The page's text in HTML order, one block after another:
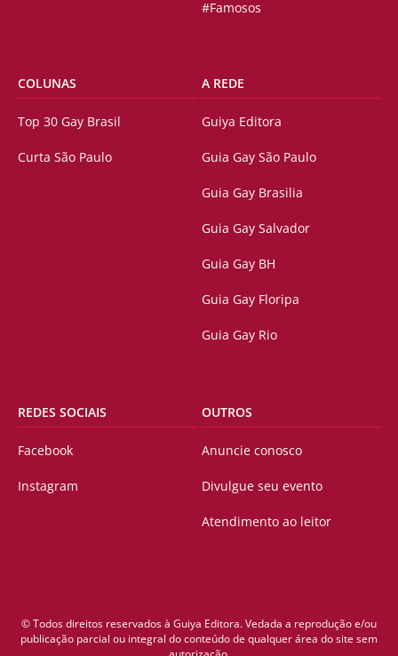
#Famosos
COLUNAS
Top 30 Gay Brasil
Curta São Paulo
A REDE
Guiya Editora
Guia Gay São Paulo
Guia Gay Brasilia
Guia Gay Salvador
Guia Gay BH
Guia Gay Floripa
Guia Gay Rio
REDES SOCIAIS
Facebook
Instagram
OUTROS
Anuncie conosco
Divulgue seu evento
Atendimento ao leitor
© Todos direitos reservados à Guiya Editora. Vedada a reprodução e/ou
publicação parcial ou integral do conteúdo de qualquer área do site sem